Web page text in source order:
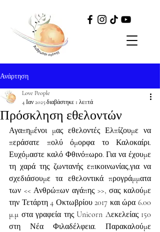
Ανάρτηση
Πρόσκληση εθελοντών
Love People
4 Ιαν 2025διαβάστηκε 1 λεπτά
Αγαπημένοι μας εθελοντές Ελπίζουμε να
περάσατε πολύ όμορφα το Καλοκαίρι.
Ευχόμαστε καλό Φθινόπωρο. Για να έχουμε
τη χαρά της ζωντανής επικοινωνίας,για να
σχεδιάσουμε τα εθελοντικά προγράμματα
των << Ανθρώπων αγάπης >>, σας καλούμε
την Τετάρτη 4 Οκτωβρίου 2017 και ώρα 6.00
μ.μ στα γραφεία της Unicorn Δεκελείας 150
στη Νέα Φιλαδέλφεια. Παρακαλούμε